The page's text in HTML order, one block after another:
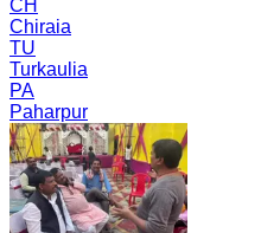
CH
Chiraia
TU
Turkaulia
PA
Paharpur